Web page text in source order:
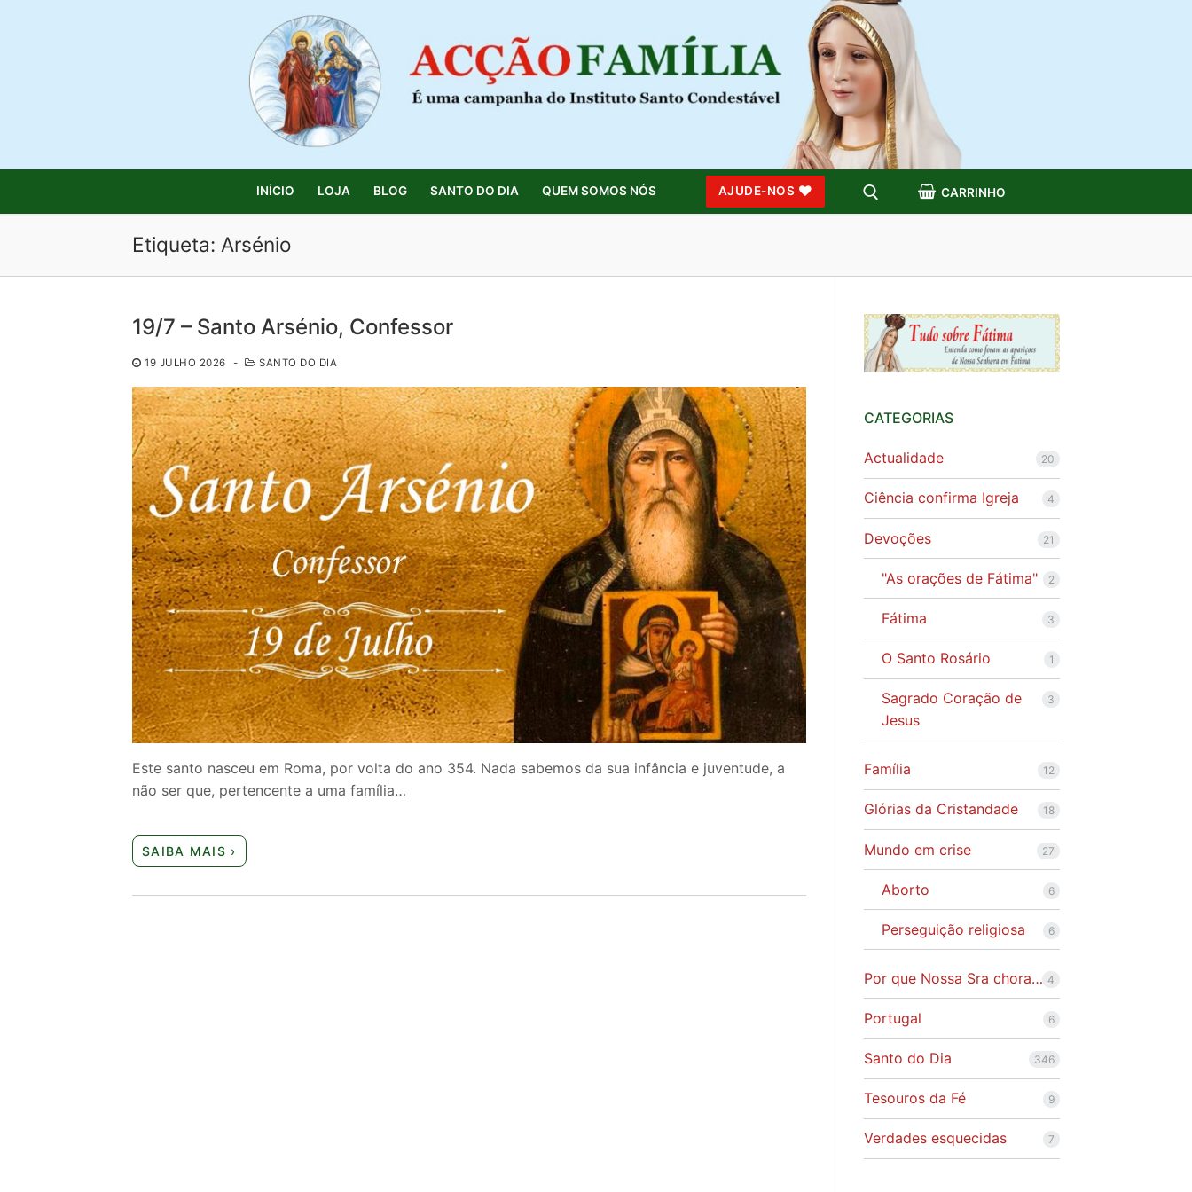
INÍCIO LOJA BLOG SANTO DO DIA QUEM SOMOS NÓS AJUDE-NOS CARRINHO
por:
Início
Loja
Blog
Santo do Dia
Quem somos nós
CARRINHO
Etiqueta: Arsénio
19/7 – Santo Arsénio, Confessor
19 JULHO 2026 - SANTO DO DIA
Este santo nasceu em Roma, por volta do ano 354. Nada sabemos da sua infância e juventude, a
não ser que, pertencente a uma família…
SAIBA MAIS ›
CATEGORIAS
Actualidade 20
Ciência confirma Igreja 4
Devoções 21
"As orações de Fátima" 2
Fátima 3
O Santo Rosário 1
Sagrado Coração de
Jesus
3
Família 12
Glórias da Cristandade 18
Mundo em crise 27
Aborto 6
Perseguição religiosa 6
Por que Nossa Sra chora… 4
Portugal 6
Santo do Dia 346
Tesouros da Fé 9
Verdades esquecidas 7